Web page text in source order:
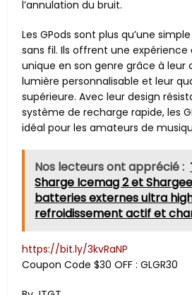
l’annulation du bruit.
Les GPods sont plus qu’une
sans fil. Ils offrent une expérience
unique en son genre grâce à leur
lumière personnalisable et leur
supérieure. Avec leur design
système de recharge rapide, les
idéal pour les amateurs de
Nos lecteurs ont apprécié :
Sharge Icemag 2 et
batteries externes ultra
refroidissement actif et
https://bit.ly/3kvRaNP
Coupon Code $30 OFF : GLGR30